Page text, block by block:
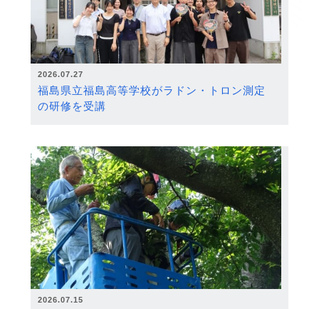
2026.07.27
福島県立福島高等学校がラドン・トロン測定
の研修を受講
2026.07.15